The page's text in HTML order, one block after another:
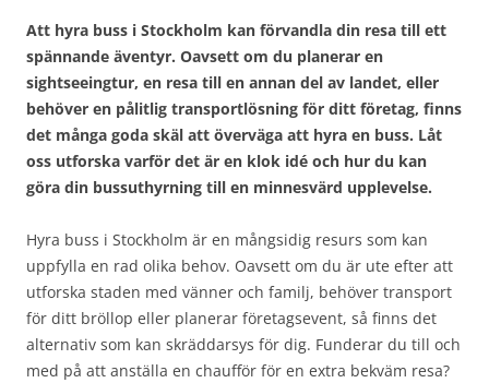
Att hyra buss i Stockholm kan förvandla din resa till ett
spännande äventyr. Oavsett om du planerar en
sightseeingtur, en resa till en annan del av landet, eller
behöver en pålitlig transportlösning för ditt företag, finns
det många goda skäl att överväga att hyra en buss. Låt
oss utforska varför det är en klok idé och hur du kan
göra din bussuthyrning till en minnesvärd upplevelse.
Hyra buss i Stockholm är en mångsidig resurs som kan
uppfylla en rad olika behov. Oavsett om du är ute efter att
utforska staden med vänner och familj, behöver transport
för ditt bröllop eller planerar företagsevent, så finns det
alternativ som kan skräddarsys för dig. Funderar du till och
med på att anställa en chaufför för en extra bekväm resa?